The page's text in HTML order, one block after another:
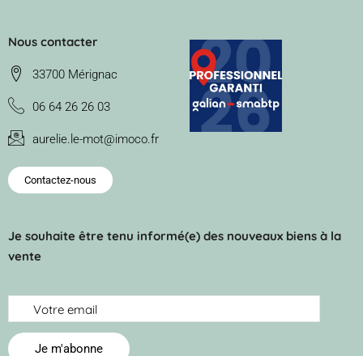
Nous contacter
33700 Mérignac
06 64 26 26 03
aurelie.le-mot@imoco.fr
Contactez-nous
Je souhaite être tenu informé(e) des nouveaux biens à la
vente